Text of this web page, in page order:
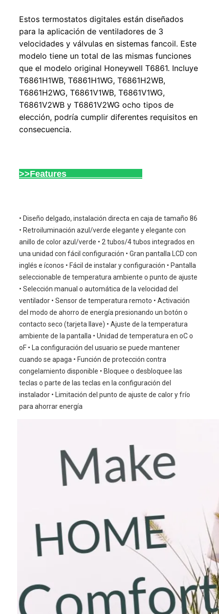
Estos termostatos digitales están diseñados
para la aplicación de ventiladores de 3
velocidades y válvulas en sistemas fancoil. Este
modelo tiene un total de las mismas funciones
que el modelo original Honeywell T6861. Incluye
T6861H1WB, T6861H1WG, T6861H2WB,
T6861H2WG, T6861V1WB, T6861V1WG,
T6861V2WB y T6861V2WG ocho tipos de
elección, podría cumplir diferentes requisitos en
consecuencia.
>>Features
• Diseño delgado, instalación directa en caja de tamaño 86
• Retroiluminación azul/verde elegante y elegante con
anillo de color azul/verde • 2 tubos/4 tubos integrados en
una unidad con fácil configuración • Gran pantalla LCD con
inglés e íconos • Fácil de instalar y configuración • Pantalla
seleccionable de temperatura ambiente o punto de ajuste
• Selección manual o automática de la velocidad del
ventilador • Sensor de temperatura remoto • Activación
del modo de ahorro de energía presionando un botón o
contacto seco (tarjeta llave) • Ajuste de la temperatura
ambiente de la pantalla • Unidad de temperatura en oC o
oF • La configuración del usuario se puede mantener
cuando se apaga • Función de protección contra
congelamiento disponible • Bloquee o desbloquee las
teclas o parte de las teclas en la configuración del
instalador • Limitación del punto de ajuste de calor y frío
para ahorrar energía